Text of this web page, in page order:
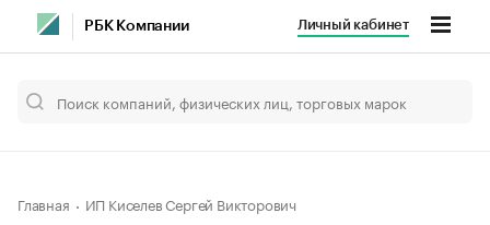
РБК Компании Личный кабинет
Главная ИП Киселев Сергей Викторович